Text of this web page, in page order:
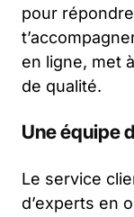
pour
en ligne, met
de qualité.
Une équipe
Le service
d’experts en